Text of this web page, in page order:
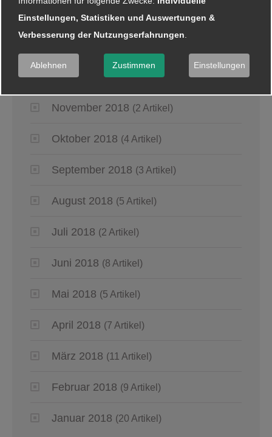
Januar 2019 (5 Artikel)
2018
Dezember 2018 (8 Artikel)
November 2018 (2 Artikel)
Oktober 2018 (4 Artikel)
September 2018 (3 Artikel)
August 2018 (5 Artikel)
Juli 2018 (2 Artikel)
Juni 2018 (8 Artikel)
Mai 2018 (5 Artikel)
April 2018 (7 Artikel)
März 2018 (11 Artikel)
Februar 2018 (9 Artikel)
Januar 2018 (20 Artikel)
Einstellungen, Statistiken und Auswertungen &
Verbesserung der Nutzungserfahrungen
Ablehnen Zustimmen Einstellungen